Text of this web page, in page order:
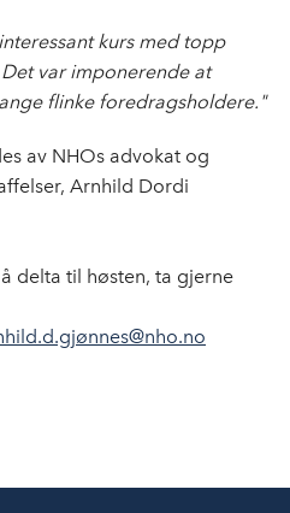
kurs med topp
var imponerende at
flinke foredragsholdere."
av NHOs advokat og
Arnhild Dordi
delta til høsten, ta gjerne